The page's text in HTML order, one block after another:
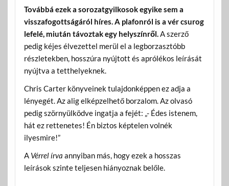
Továbbá ezek a sorozatgyilkosok egyike sem a
visszafogottságáról híres. A plafonról is a vér csurog
lefelé, miután távoztak egy helyszínről.A szerző
pedig kéjes élvezettel merül el a legborzasztóbb
részletekben, hosszúra nyújtott és aprólékos leírását
nyújtva a tetthelyeknek.
Chris Carter könyveinek tulajdonképpen ez adja a
lényegét. Az alig elképzelhető borzalom. Az olvasó
pedig szörnyülködve ingatja a fejét: „- Édes istenem,
hát ez rettenetes! Én biztos képtelen volnék
ilyesmire!”
A Vérrel írva annyiban más, hogy ezek a hosszas
leírások szinte teljesen hiányoznak belőle.